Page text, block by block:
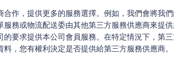
合作，提供更多的服務選擇。例如，我們會將我
服務或物流配送委由其他第三方服務供應商來提
的要求提供本公司會員服務。在特定情況下，第
，您有權利決定是否提供給第三方服務供應商。